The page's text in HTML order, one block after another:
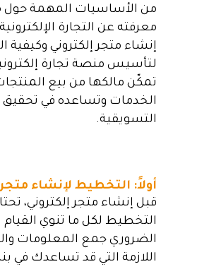
من الأساسيات المهمة حول
معرفته عن التجارة
إنشاء متجر إلكتروني وكيفية
لتأسيس منصة تجارة
تمكّن مالكها من بيع
الخدمات وتساعده في تحقيق
التسويقية.
أولاً: التخطيط لإنشاء متجر
قبل إنشاء متجر إلكتروني،
التخطيط لكل ما تنوي
الضروري جمع المعلومات
اللازمة التي قد تساعدك في